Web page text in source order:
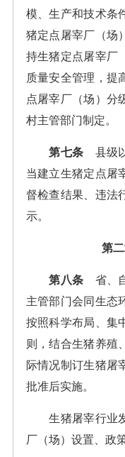
模、生产和技术条
猪定点屠宰厂（场
持生猪定点屠宰厂
质量安全管理，提
点屠宰厂（场）分
村主管部门制定。
第七条 县级
当建立生猪定点屠
督检查结果、违法
示。
第
第八条 省、
主管部门会同生态
按照科学布局、集
则，结合生猪养殖
际情况制订生猪屠
批准后实施。
生猪屠宰行业发
厂（场）设置、政